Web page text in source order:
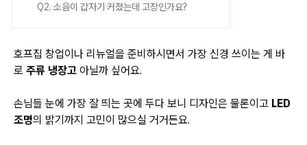
Q2. 소음이 갑자기 커졌는데 고장인가요?
호프집 창업이나 리뉴얼을 준비하시면서 가장 신경 쓰이는 게 바
로 주류 냉장고 아닐까 싶어요.
손님들 눈에 가장 잘 띄는 곳에 두다 보니 디자인은 물론이고 LED
조명의 밝기까지 고민이 많으실 거거든요.